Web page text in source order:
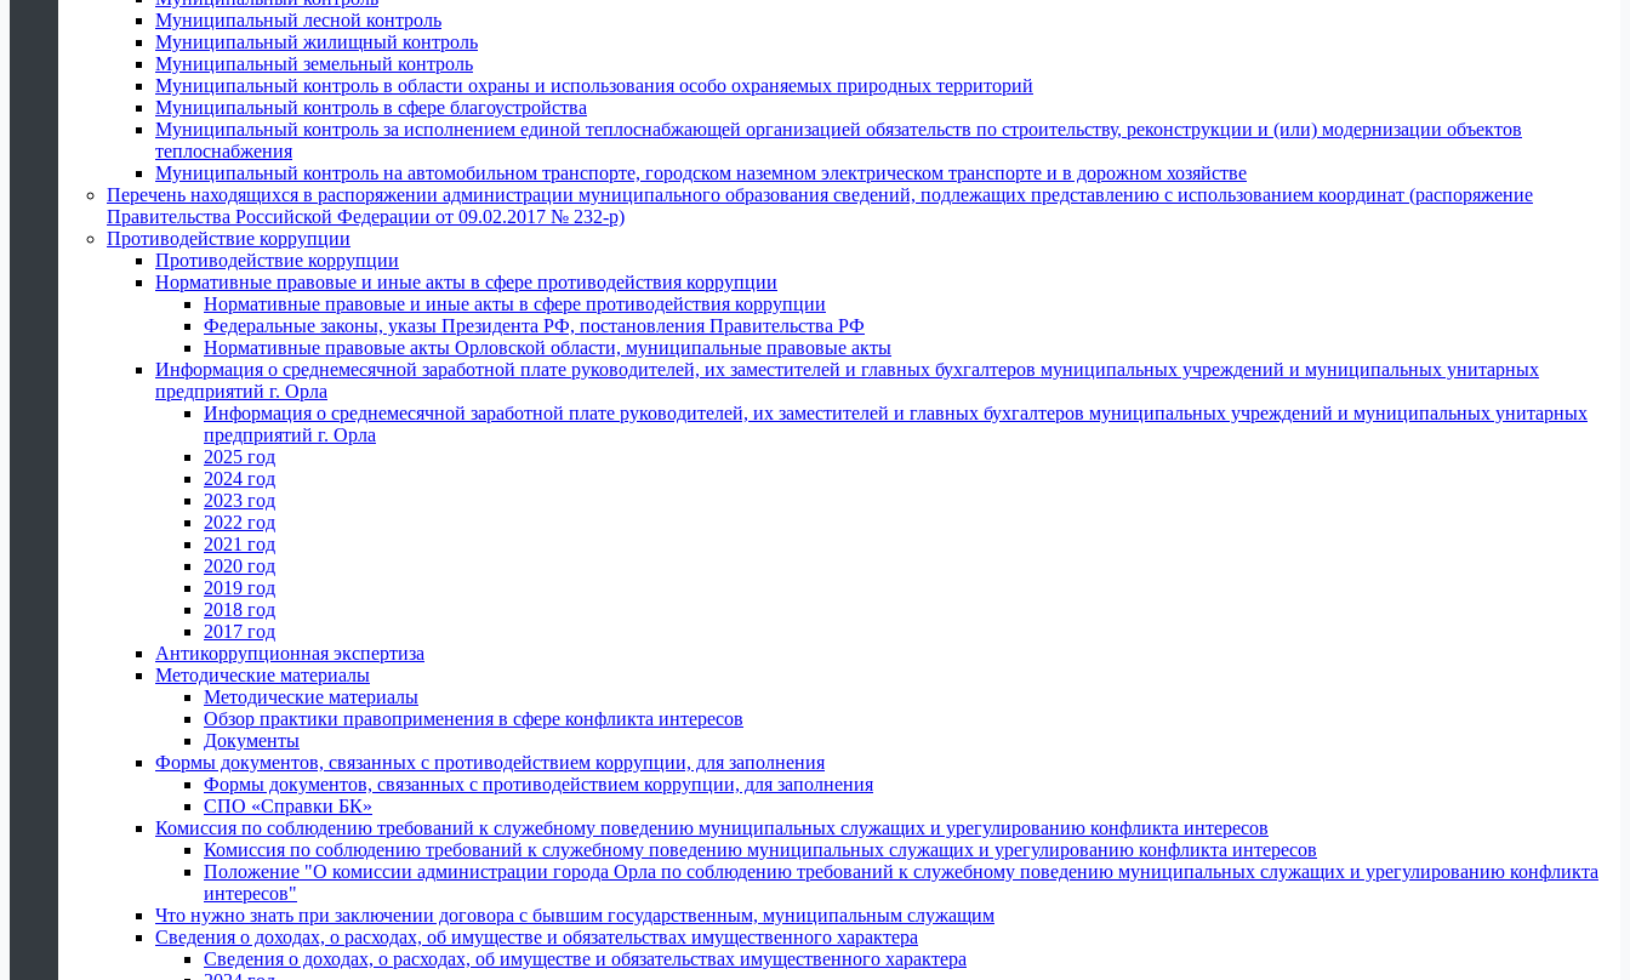
Муниципальный лесной контроль
Муниципальный жилищный контроль
Муниципальный земельный контроль
Муниципальный контроль в области охраны и использования особо охраняемых природных территорий
Муниципальный контроль в сфере благоустройства
Муниципальный контроль за исполнением единой теплоснабжающей организацией обязательств по строительству, реконструкции и (или) модернизации объектов
теплоснабжения
Муниципальный контроль на автомобильном транспорте, городском наземном электрическом транспорте и в дорожном хозяйстве
Перечень находящихся в распоряжении администрации муниципального образования сведений, подлежащих представлению с использованием координат (распоряжение
Правительства Российской Федерации от 09.02.2017 № 232-р)
Противодействие коррупции
Противодействие коррупции
Нормативные правовые и иные акты в сфере противодействия коррупции
Нормативные правовые и иные акты в сфере противодействия коррупции
Федеральные законы, указы Президента РФ, постановления Правительства РФ
Нормативные правовые акты Орловской области, муниципальные правовые акты
Информация о среднемесячной заработной плате руководителей, их заместителей и главных бухгалтеров муниципальных учреждений и муниципальных унитарных
предприятий г. Орла
Информация о среднемесячной заработной плате руководителей, их заместителей и главных бухгалтеров муниципальных учреждений и муниципальных унитарных
предприятий г. Орла
2025 год
2024 год
2023 год
2022 год
2021 год
2020 год
2019 год
2018 год
2017 год
Антикоррупционная экспертиза
Методические материалы
Методические материалы
Обзор практики правоприменения в сфере конфликта интересов
Документы
Формы документов, связанных с противодействием коррупции, для заполнения
Формы документов, связанных с противодействием коррупции, для заполнения
СПО «Справки БК»
Комиссия по соблюдению требований к служебному поведению муниципальных служащих и урегулированию конфликта интересов
Комиссия по соблюдению требований к служебному поведению муниципальных служащих и урегулированию конфликта интересов
Положение "О комиссии администрации города Орла по соблюдению требований к служебному поведению муниципальных служащих и урегулированию конфликта
интересов"
Что нужно знать при заключении договора с бывшим государственным, муниципальным служащим
Сведения о доходах, о расходах, об имуществе и обязательствах имущественного характера
Сведения о доходах, о расходах, об имуществе и обязательствах имущественного характера